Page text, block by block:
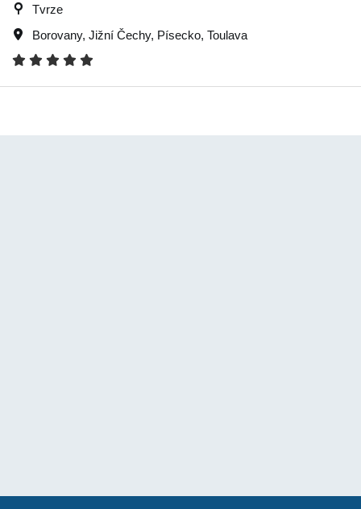
Tvrze
Borovany, Jižní Čechy, Písecko, Toulava